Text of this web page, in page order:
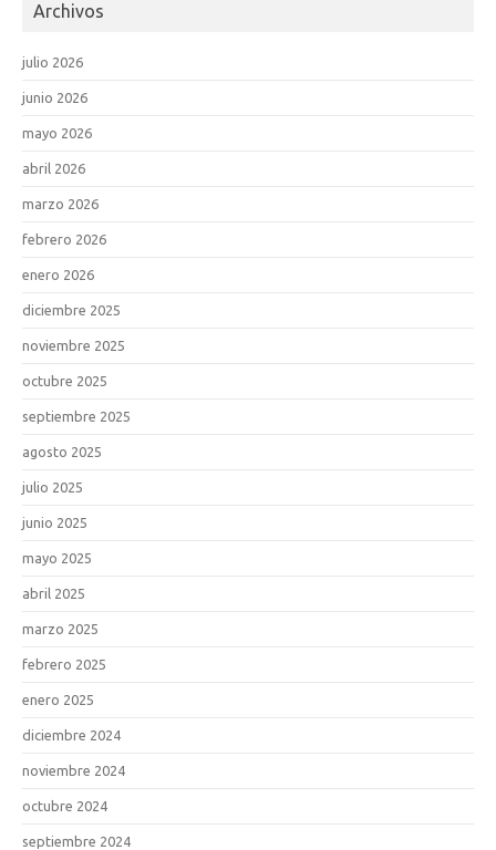
Archivos
julio 2026
junio 2026
mayo 2026
abril 2026
marzo 2026
febrero 2026
enero 2026
diciembre 2025
noviembre 2025
octubre 2025
septiembre 2025
agosto 2025
julio 2025
junio 2025
mayo 2025
abril 2025
marzo 2025
febrero 2025
enero 2025
diciembre 2024
noviembre 2024
octubre 2024
septiembre 2024